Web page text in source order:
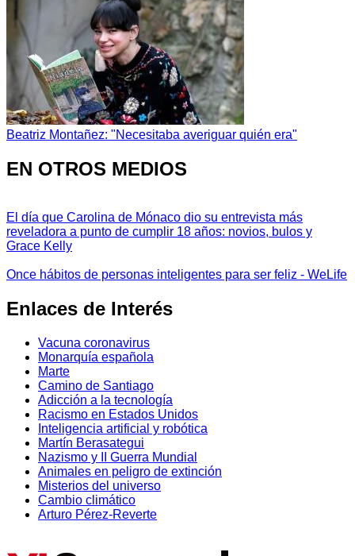
Beatriz Montañez: "Necesitaba averiguar quién era"
EN OTROS MEDIOS
El día que Carolina de Mónaco dio su entrevista más
reveladora a punto de cumplir 18 años: novios, bulos y
Grace Kelly
Once hábitos de personas inteligentes para ser feliz - WeLife
Enlaces de Interés
Vacuna coronavirus
Monarquía española
Marte
Camino de Santiago
Adicción a la tecnología
Racismo en Estados Unidos
Inteligencia artificial y robótica
Martín Berasategui
Nazismo y II Guerra Mundial
Animales en peligro de extinción
Misterios del universo
Cambio climático
Arturo Pérez-Reverte